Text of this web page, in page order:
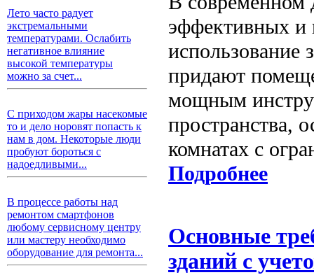
Лето часто радует
экстремальными
температурами. Ослабить
негативное влияние
высокой температуры
можно за счет...
С приходом жары насекомые
то и дело норовят попасть к
нам в дом. Некоторые люди
пробуют бороться с
надоедливыми...
В процессе работы над
ремонтом смартфонов
любому сервисному центру
или мастеру необходимо
оборудование для ремонта...
эффективных и
использование
придают
мощным
пространства,
комнатах с
Подробнее
Основные
зданий с